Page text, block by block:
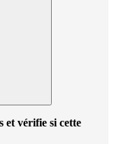
et vérifie si cette